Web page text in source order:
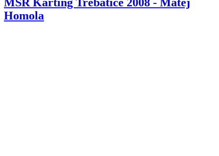
MSR Karting Trebatice 2008 - Matej
Homola